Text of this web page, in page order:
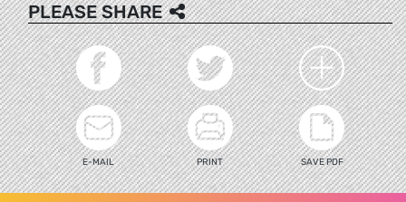
PLEASE SHARE
E-MAIL PRINT SAVE PDF